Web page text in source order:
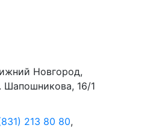
Новгород,
Шапошникова, 16/1
213 80 80,